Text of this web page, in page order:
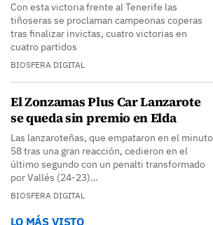
Con esta victoria frente al Tenerife las
tiñoseras se proclaman campeonas coperas
tras finalizar invictas, cuatro victorias en
cuatro partidos
BIOSFERA DIGITAL
El Zonzamas Plus Car Lanzarote
se queda sin premio en Elda
Las lanzaroteñas, que empataron en el minuto
58 tras una gran reacción, cedieron en el
último segundo con un penalti transformado
por Vallés (24-23)…
BIOSFERA DIGITAL
LO MÁS VISTO